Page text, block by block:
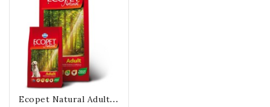
E
Copet Natural Adult MINI 12kg